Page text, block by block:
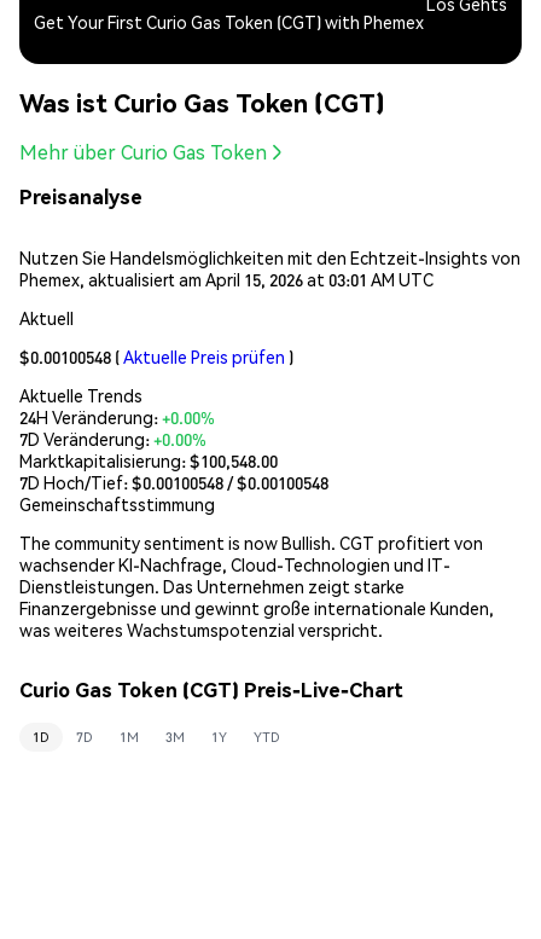
Get Your First Curio Gas Token (CGT) with Phemex
Was ist Curio Gas Token (CGT)
Mehr über Curio Gas Token
Preisanalyse
Nutzen Sie Handelsmöglichkeiten mit den Echtzeit-Insights von
Phemex, aktualisiert am April 15, 2026 at 03:01 AM UTC
Aktuell
$0.00100548 (Aktuelle Preis prüfen )
Aktuelle Trends
24H Veränderung:+0.00%
7D Veränderung:+0.00%
Marktkapitalisierung:$100,548.00
7D Hoch/Tief: $0.00100548/ $0.00100548
Gemeinschaftsstimmung
The community sentiment is now Bullish. CGT profitiert von
wachsender KI-Nachfrage, Cloud-Technologien und IT-
Dienstleistungen. Das Unternehmen zeigt starke
Finanzergebnisse und gewinnt große internationale Kunden,
was weiteres Wachstumspotenzial verspricht.
Curio Gas Token (CGT) Preis-Live-Chart
1D 7D 1M 3M 1Y YTD